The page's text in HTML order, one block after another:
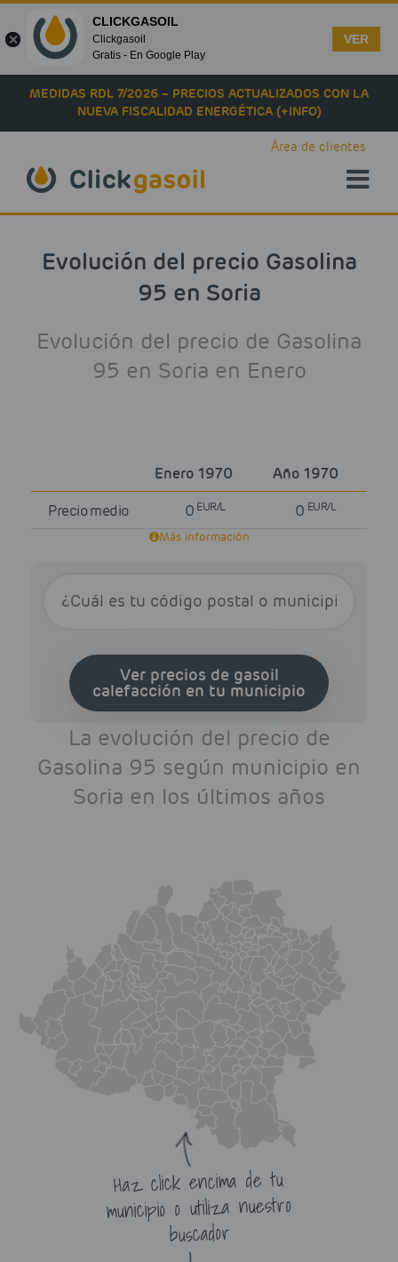
Skip to main content
MEDIDAS RDL 7/2026 – PRECIOS ACTUALIZADOS CON LA
NUEVA FISCALIDAD ENERGÉTICA (+INFO)
Área de clientes
Evolución del precio Gasolina
95 en Soria
Evolución del precio de Gasolina
95 en Soria en Enero
Enero 1970
Año 1970
Precio medio
0 EUR/L 0 EUR/L
Más información
Ver precios de gasoil
calefacción en tu municipio
La evolución del precio de
Gasolina 95 según municipio en
Soria en los últimos años
Haz click encima de tu
municipio o utiliza nuestro
buscador
CLICKGASOIL
Clickgasoil
Gratis - En Google Play
VER